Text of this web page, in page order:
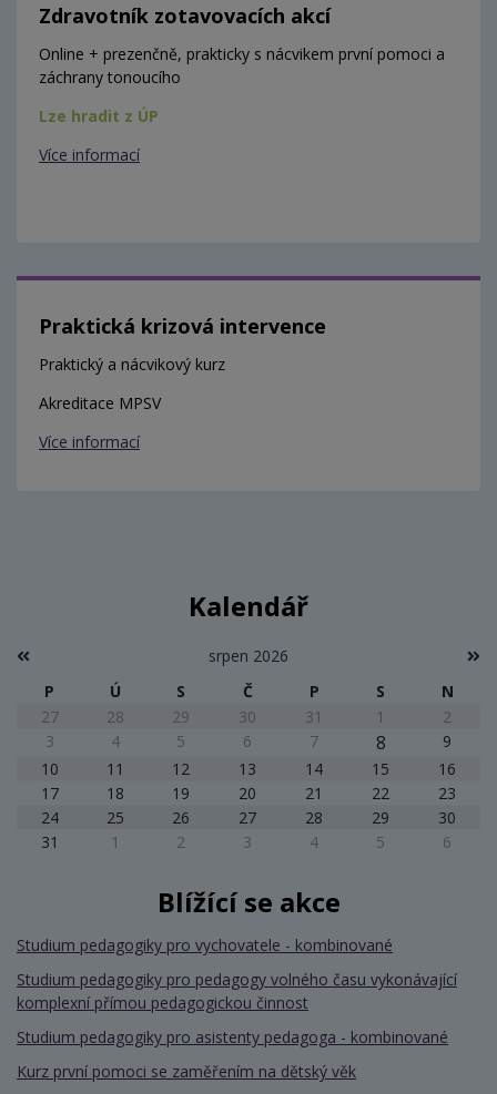
Zdravotník zotavovacích akcí
Online + prezenčně, prakticky s nácvikem první pomoci a
záchrany tonoucího
Lze hradit z ÚP
Více informací
Praktická krizová intervence
Praktický a nácvikový kurz
Akreditace MPSV
Více informací
Kalendář
srpen 2026
P
Ú S Č P S
N
27
28 29 30 31 1
2
3
4 5 6 7 8
9
10
11 12 13 14 15
16
17
18 19 20 21 22
23
24
25 26 27 28 29
30
31
1 2 3 4 5 6
Blížící se akce
Studium pedagogiky pro vychovatele - kombinované
Studium pedagogiky pro pedagogy volného času vykonávající
komplexní přímou pedagogickou činnost
Studium pedagogiky pro asistenty pedagoga - kombinované
Kurz první pomoci se zaměřením na dětský věk